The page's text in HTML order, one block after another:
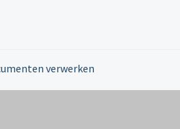
verwerken